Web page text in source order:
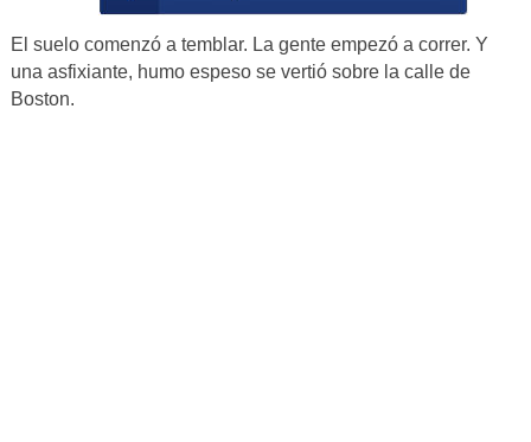
El suelo comenzó a temblar. La gente empezó a correr. Y
una asfixiante, humo espeso se vertió sobre la calle de
Boston.